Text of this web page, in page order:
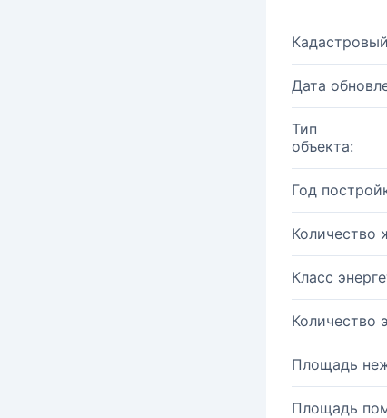
Дата
Тип
объекта:
Год
Количество
Класс
Количество
Площадь
Площадь